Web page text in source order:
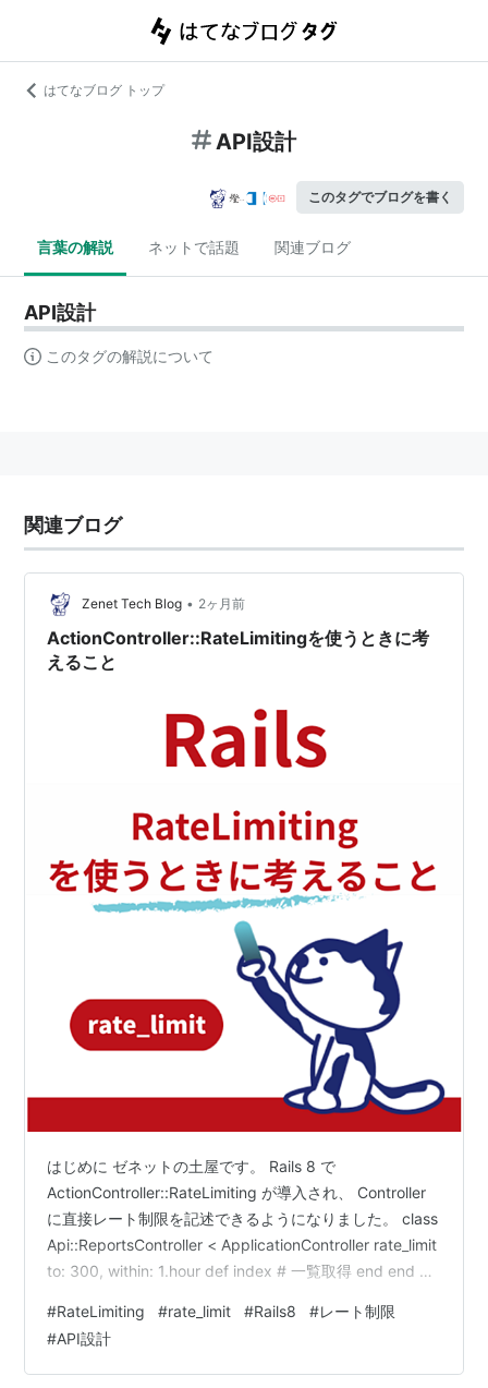
はてなブログ トップ
API設計
このタグでブログを書く
言葉の解説 ネットで話題 関連ブログ
API設計
このタグの解説について
関連ブログ
Zenet Tech Blog • 2ヶ月前
ActionController::RateLimitingを使うときに考
えること
はじめに ゼネットの土屋です。 Rails 8 で
ActionController::RateLimiting が導入され、 Controller
に直接レート制限を記述できるようになりました。 class
Api::ReportsController < ApplicationController rate_limit
to: 300, within: 1.hour def index # 一覧取得 end end 書
「どう書けるか」よりも 「どう効かせるか」を考えない
と、意図しない制限になりがちです。 この記事では、
Controller…
#RateLimiting #rate_limit #Rails8 #レート制限
#API設計